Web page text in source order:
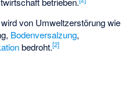
von Umweltzerstörung wie
Bodenversalzung,
bedroht.[2]